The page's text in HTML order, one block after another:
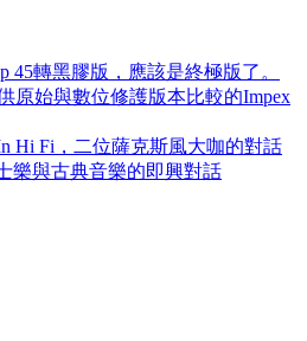
45轉黑膠版，應該是終極版了。
原始與數位修護版本比較的Impex
Hi Fi，二位薩克斯風大咖的對話
樂與古典音樂的即興對話